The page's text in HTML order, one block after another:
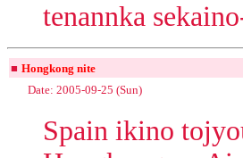
tenannka
■ Hongkong nite
Date: 2005-09-25 (Sun)
Spain ikino